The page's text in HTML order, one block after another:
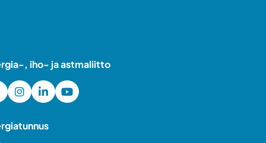
, iho- ja astmaliitto